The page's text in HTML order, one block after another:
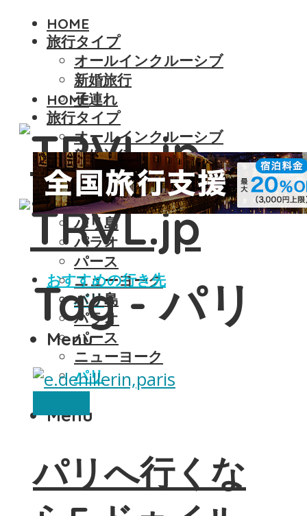
HOME
旅行タイプ
オールインクルーシブ
新婚旅行
子連れ
おすすめの行き先
バリ島
パラオ
パース
ニューヨーク
パリ
Menu
HOME
旅行タイプ
オールインクルーシブ
新婚旅行
子連れ
おすすめの行き先
バリ島
パラオ
パース
ニューヨーク
パリ
Menu
Tag - パリ
パリへ行くな